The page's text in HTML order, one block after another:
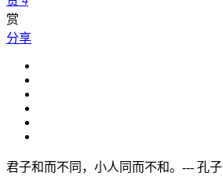
赏
分享
君子和而不同，小人同而不和。--- 孔子